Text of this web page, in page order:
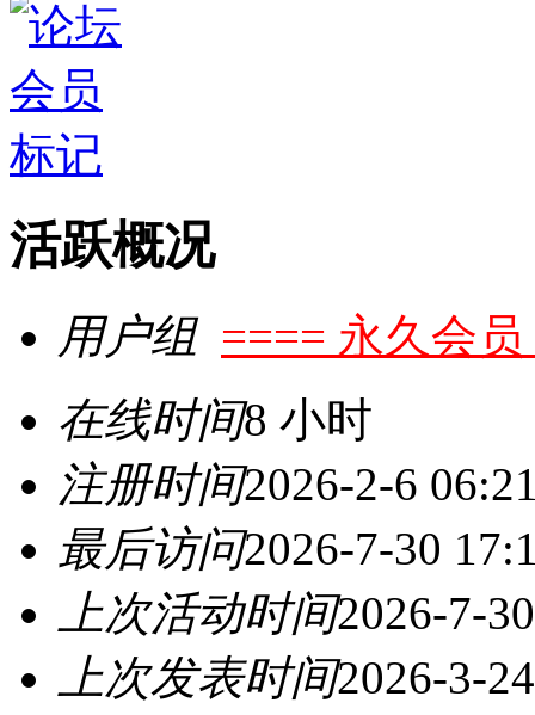
活跃概况
用户组 ==== 永久会员
在线时间8 小时
注册时间2026-2-6
最后访问2026-7-30
上次活动时间2026-7-
上次发表时间2026-3-